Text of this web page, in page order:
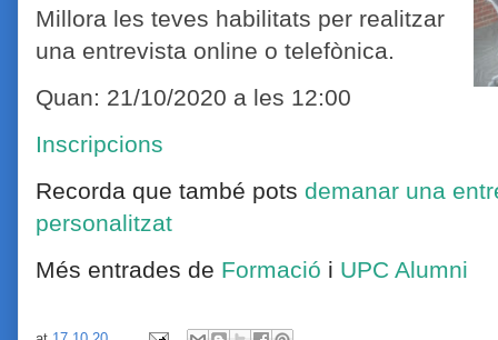
Millora les teves habilitats per realitzar
una entrevista online o telefònica.
Quan: 21/10/2020 a les 12:00
Inscripcions
Recorda que també pots demanar una
personalitzat
Més entrades de Formació i UPC Alumni